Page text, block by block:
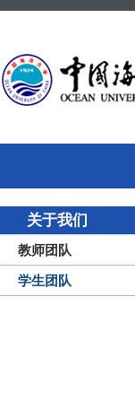
关于我们
教师团队
学生团队